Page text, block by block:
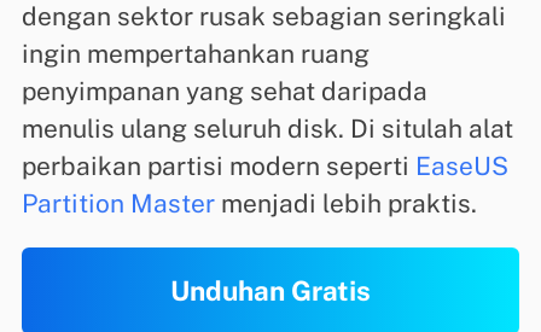
dengan sektor rusak sebagian seringkali
ingin mempertahankan ruang
penyimpanan yang sehat daripada
menulis ulang seluruh disk. Di situlah alat
perbaikan partisi modern seperti EaseUS
Partition Mastermenjadi lebih praktis.
Unduhan Gratis